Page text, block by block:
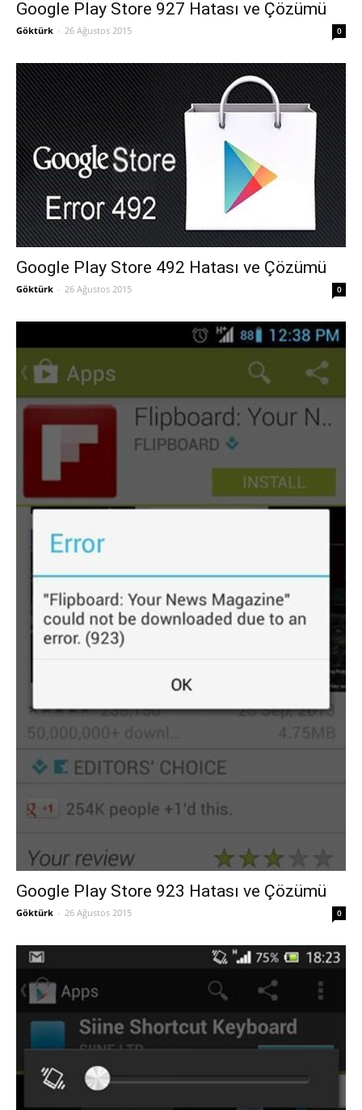
Google Play Store 927 Hatası ve Çözümü
Göktürk - 26 Ağustos 2015 0
Google Play Store 492 Hatası ve Çözümü
Göktürk - 26 Ağustos 2015 0
Google Play Store 923 Hatası ve Çözümü
Göktürk - 26 Ağustos 2015 0